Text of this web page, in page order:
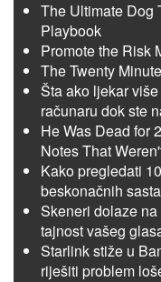
The Ultimate Dog
Playbook
Promote the Risk
The Twenty
Šta ako ljekar
računaru dok ste
He Was Dead for
Notes That
Kako pregledati
beskonačnih
Skeneri dolaze
tajnost vašeg
Starlink stiže u
riješiti problem